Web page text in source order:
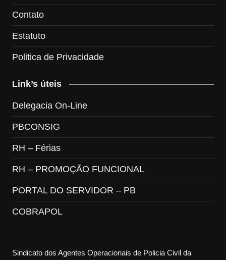
Contato
Estatuto
Politica de Privacidade
Link’s úteis
Delegacia On-Line
PBCONSIG
RH – Férias
RH – PROMOÇÃO FUNCIONAL
PORTAL DO SERVIDOR – PB
COBRAPOL
Sindicato dos Agentes Operacionais de Policia Civil da